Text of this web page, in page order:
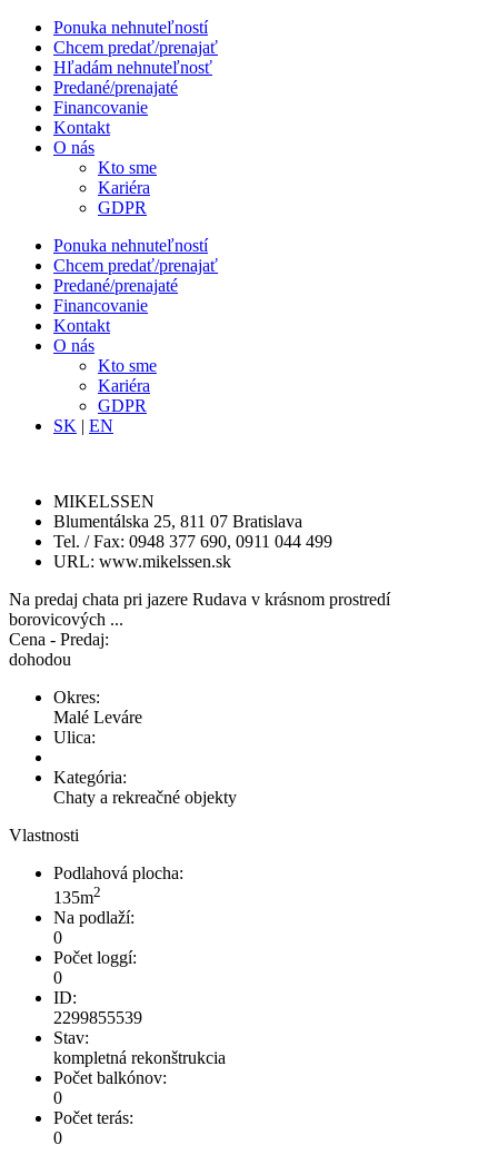
Ponuka nehnuteľností
Chcem predať/prenajať
Hľadám nehnuteľnosť
Predané/prenajaté
Financovanie
Kontakt
O nás
Kto sme
Kariéra
GDPR
Ponuka nehnuteľností
Chcem predať/prenajať
Predané/prenajaté
Financovanie
Kontakt
O nás
Kto sme
Kariéra
GDPR
SK | EN
MIKELSSEN
Blumentálska 25, 811 07 Bratislava
Tel. / Fax: 0948 377 690, 0911 044 499
URL: www.mikelssen.sk
Na predaj chata pri jazere Rudava v krásnom prostredí
borovicových ...
Cena - Predaj:
dohodou
Okres:
Malé Leváre
Ulica:
Kategória:
Chaty a rekreačné objekty
Vlastnosti
Podlahová plocha:
135m2
Na podlaží:
0
Počet loggí:
0
ID:
2299855539
Stav:
kompletná rekonštrukcia
Počet balkónov:
0
Počet terás:
0